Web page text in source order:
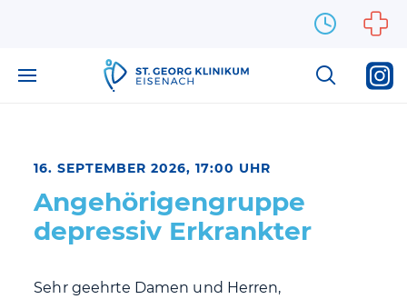
16. SEPTEMBER 2026, 17:00 UHR
Angehörigengruppe
depressiv Erkrankter
Sehr geehrte Damen und Herren,